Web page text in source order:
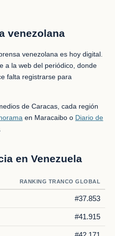
venezolana
venezolana es hoy digital.
a la web del periódico, donde
falta registrarse para
de Caracas, cada región
en Maracaibo o Diario de
en Venezuela
RANKING TRANCO GLOBAL
#37.853
#41.915